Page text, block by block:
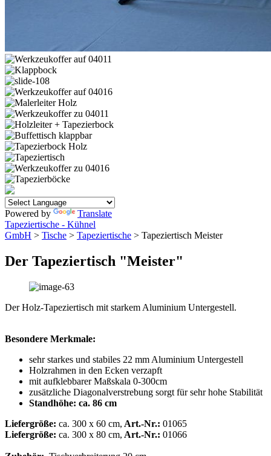
Powered by
Translate
Tapeziertische - Kühnel
GmbH > Tische > Tapeziertische > Tapeziertisch Meister
Der Tapeziertisch "Meister"
Der Holz-Tapeziertisch mit starkem Aluminium Untergestell.
Besondere Merkmale:
sehr starkes und stabiles 22 mm Aluminium Untergestell
Holzrahmen in den Ecken verzapft
mit aufklebbarer Maßskala 0-300cm
zusätzliche Diagonalverstrebung sorgt für sehr hohe Stabilität
Standhöhe: ca. 86 cm
Liefergröße: ca. 300 x 60 cm, Art.-Nr.: 01065
Liefergröße: ca. 300 x 80 cm, Art.-Nr.: 01066